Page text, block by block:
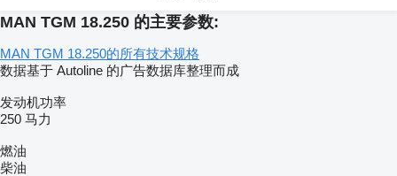
MAN TGM 18.250 的主要参数:
MAN TGM 18.250的所有技术规格
数据基于 Autoline 的广告数据库整理而成
发动机功率
250 马力
燃油
柴油